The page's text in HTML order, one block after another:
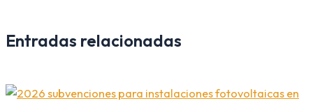
Entradas relacionadas